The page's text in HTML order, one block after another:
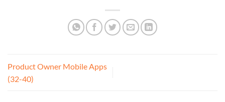
Product Owner Mobile Apps
(32-40)